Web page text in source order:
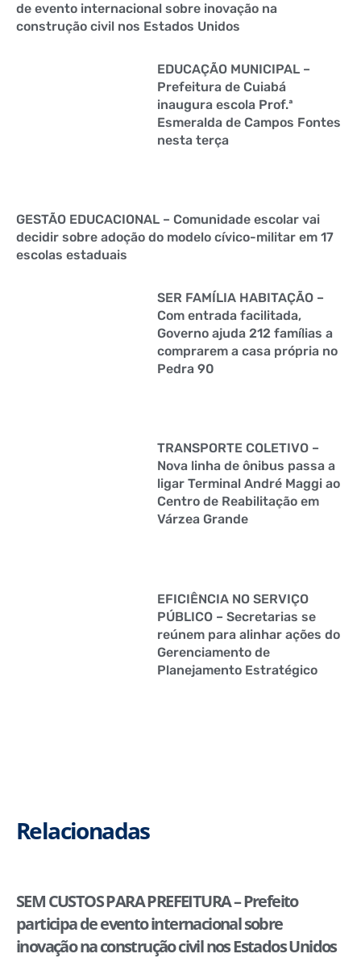
de evento internacional sobre inovação na
construção civil nos Estados Unidos
EDUCAÇÃO MUNICIPAL –
Prefeitura de Cuiabá
inaugura escola Prof.ª
Esmeralda de Campos Fontes
nesta terça
GESTÃO EDUCACIONAL – Comunidade escolar vai
decidir sobre adoção do modelo cívico-militar em 17
escolas estaduais
SER FAMÍLIA HABITAÇÃO –
Com entrada facilitada,
Governo ajuda 212 famílias a
comprarem a casa própria no
Pedra 90
TRANSPORTE COLETIVO –
Nova linha de ônibus passa a
ligar Terminal André Maggi ao
Centro de Reabilitação em
Várzea Grande
EFICIÊNCIA NO SERVIÇO
PÚBLICO – Secretarias se
reúnem para alinhar ações do
Gerenciamento de
Planejamento Estratégico
Relacionadas
SEM CUSTOS PARA PREFEITURA – Prefeito
participa de evento internacional sobre
inovação na construção civil nos Estados Unidos